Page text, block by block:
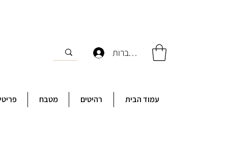
להתחברות
עמוד הבית רהיטים מטבח